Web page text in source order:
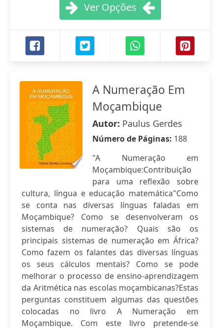
Ver Opções
A Numeração Em
Moçambique
Autor: Paulus Gerdes
Número de Páginas: 188
"A Numeração em
Moçambique:Contribuição
para uma reflexão sobre
cultura, língua e educação matemática"Como
se conta nas diversas línguas faladas em
Moçambique? Como se desenvolveram os
sistemas de numeração? Quais são os
principais sistemas de numeração em África?
Como fazem os falantes das diversas línguas
os seus cálculos mentais? Como se pode
melhorar o processo de ensino-aprendizagem
da Aritmética nas escolas moçambicanas?Estas
perguntas constituem algumas das questões
colocadas no livro A Numeração em
Moçambique. Com este livro pretende-se